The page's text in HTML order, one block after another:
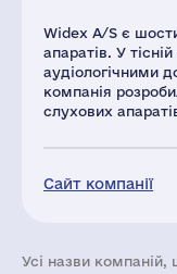
Widex A/S є
апаратів. У
аудіологічними
компанія
слухових
Сайт компанії
Усі назви компаній,